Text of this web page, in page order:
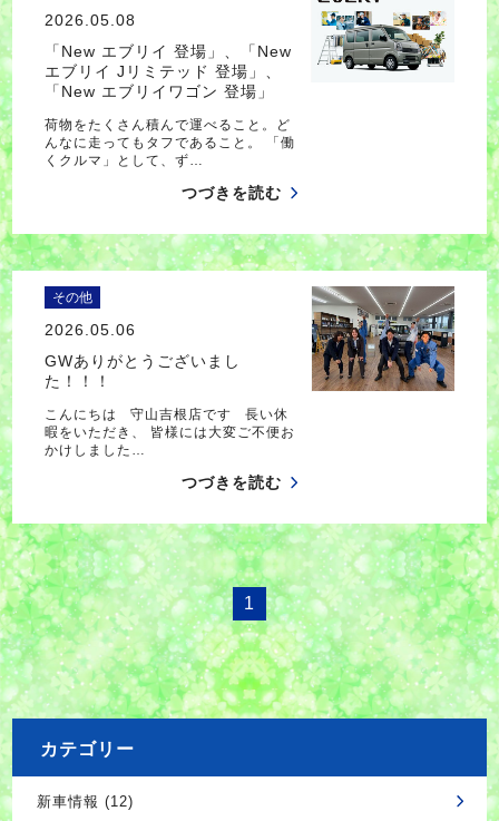
2026.05.08
「New エブリイ 登場」、「New
エブリイ Jリミテッド 登場」、
「New エブリイワゴン 登場」
荷物をたくさん積んで運べること。ど
んなに走ってもタフであること。 「働
くクルマ」として、ず…
つづきを読む
その他
2026.05.06
GWありがとうございまし
た！！！
こんにちは 守山吉根店です 長い休
暇をいただき、 皆様には大変ご不便お
かけしました…
つづきを読む
1
カテゴリー
新車情報 (12)